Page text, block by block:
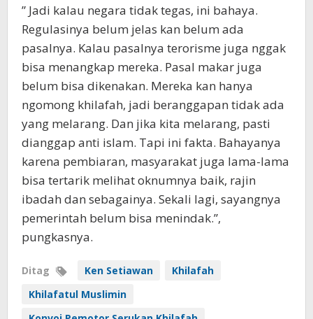
” Jadi kalau negara tidak tegas, ini bahaya.
Regulasinya belum jelas kan belum ada
pasalnya. Kalau pasalnya terorisme juga nggak
bisa menangkap mereka. Pasal makar juga
belum bisa dikenakan. Mereka kan hanya
ngomong khilafah, jadi beranggapan tidak ada
yang melarang. Dan jika kita melarang, pasti
dianggap anti islam. Tapi ini fakta. Bahayanya
karena pembiaran, masyarakat juga lama-lama
bisa tertarik melihat oknumnya baik, rajin
ibadah dan sebagainya. Sekali lagi, sayangnya
pemerintah belum bisa menindak.”,
pungkasnya.
Ditag Ken Setiawan
Khilafah
Khilafatul Muslimin